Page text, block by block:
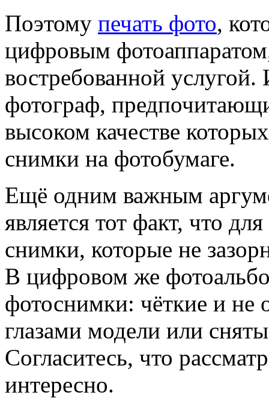
Поэтому печать фото,
цифровым
востребованной
фотограф,
высоком качестве
снимки на фотобумаге.
Ещё одним важным
является тот факт, что
снимки, которые не
В цифровом же
фотоснимки: чёткие и не
глазами модели или
Согласитесь, что
интересно.